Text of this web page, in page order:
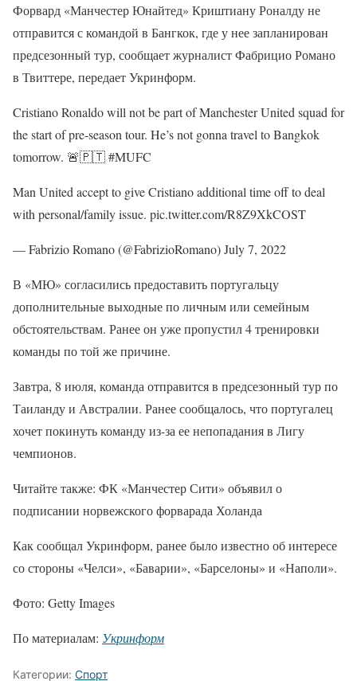
Форвард «Манчестер Юнайтед» Криштиану Роналду не
отправится с командой в Бангкок, где у нее запланирован
предсезонный тур, сообщает журналист Фабрицио Романо
в Твиттере, передает Укринформ.
Cristiano Ronaldo will not be part of Manchester United squad for
the start of pre-season tour. He’s not gonna travel to Bangkok
tomorrow. 🚨🇵🇹 #MUFC
Man United accept to give Cristiano additional time off to deal
with personal/family issue. pic.twitter.com/R8Z9XkCOST
— Fabrizio Romano (@FabrizioRomano) July 7, 2022
В «МЮ» согласились предоставить португальцу
дополнительные выходные по личным или семейным
обстоятельствам. Ранее он уже пропустил 4 тренировки
команды по той же причине.
Завтра, 8 июля, команда отправится в предсезонный тур по
Таиланду и Австралии. Ранее сообщалось, что португалец
хочет покинуть команду из-за ее непопадания в Лигу
чемпионов.
Читайте также: ФК «Манчестер Сити» объявил о
подписании норвежского форварада Холанда
Как сообщал Укринформ, ранее было известно об интересе
со стороны «Челси», «Баварии», «Барселоны» и «Наполи».
Фото: Getty Images
По материалам: Укринформ
Категории: Спорт